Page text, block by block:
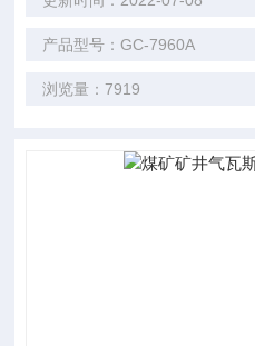
产品型号：GC-7960A
浏览量：7919